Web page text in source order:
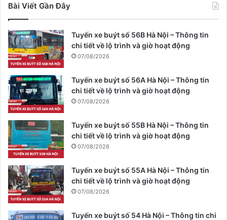
Bài Viết Gần Đây
Tuyến xe buýt số 56B Hà Nội – Thông tin
chi tiết về lộ trình và giờ hoạt động
07/08/2026
Tuyến xe buýt số 56A Hà Nội – Thông tin
chi tiết về lộ trình và giờ hoạt động
07/08/2026
Tuyến xe buýt số 55B Hà Nội – Thông tin
chi tiết về lộ trình và giờ hoạt động
07/08/2026
Tuyến xe buýt số 55A Hà Nội – Thông tin
chi tiết về lộ trình và giờ hoạt động
07/08/2026
Tuyến xe buýt số 54 Hà Nội – Thông tin chi